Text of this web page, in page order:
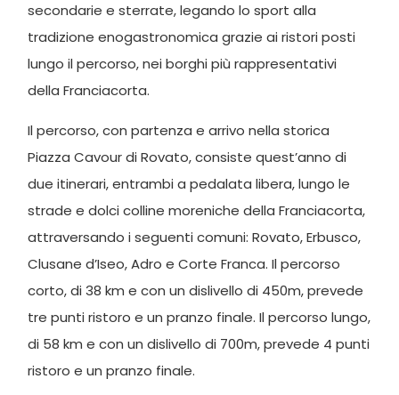
secondarie e sterrate, legando lo sport alla
tradizione enogastronomica grazie ai ristori posti
lungo il percorso, nei borghi più rappresentativi
della Franciacorta.
Il percorso, con partenza e arrivo nella storica
Piazza Cavour di Rovato, consiste quest’anno di
due itinerari, entrambi a pedalata libera, lungo le
strade e dolci colline moreniche della Franciacorta,
attraversando i seguenti comuni: Rovato, Erbusco,
Clusane d’Iseo, Adro e Corte Franca. Il percorso
corto, di 38 km e con un dislivello di 450m, prevede
tre punti ristoro e un pranzo finale. Il percorso lungo,
di 58 km e con un dislivello di 700m, prevede 4 punti
ristoro e un pranzo finale.